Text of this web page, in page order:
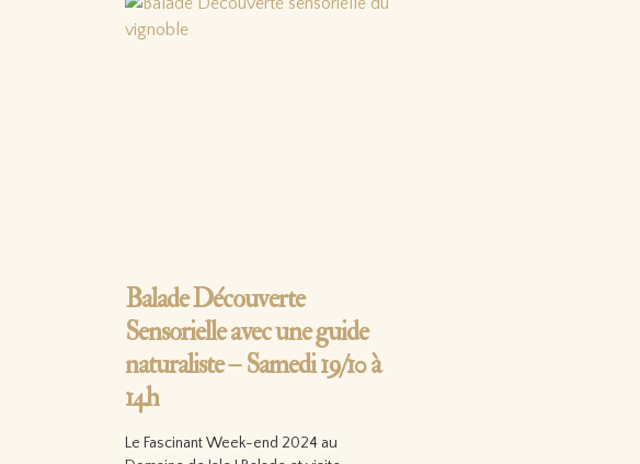
Balade Découverte
Sensorielle avec une guide
naturaliste – Samedi 19/10 à
14h
Le Fascinant Week-end 2024 au